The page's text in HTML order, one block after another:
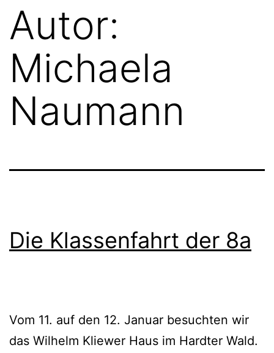
Autor:
Michaela
Naumann
Die Klassenfahrt der 8a
Vom 11. auf den 12. Januar besuchten wir
das Wilhelm Kliewer Haus im Hardter Wald.